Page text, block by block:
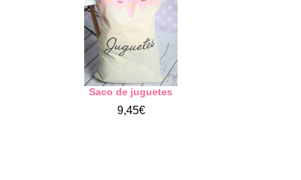
Saco de juguetes
9,45€